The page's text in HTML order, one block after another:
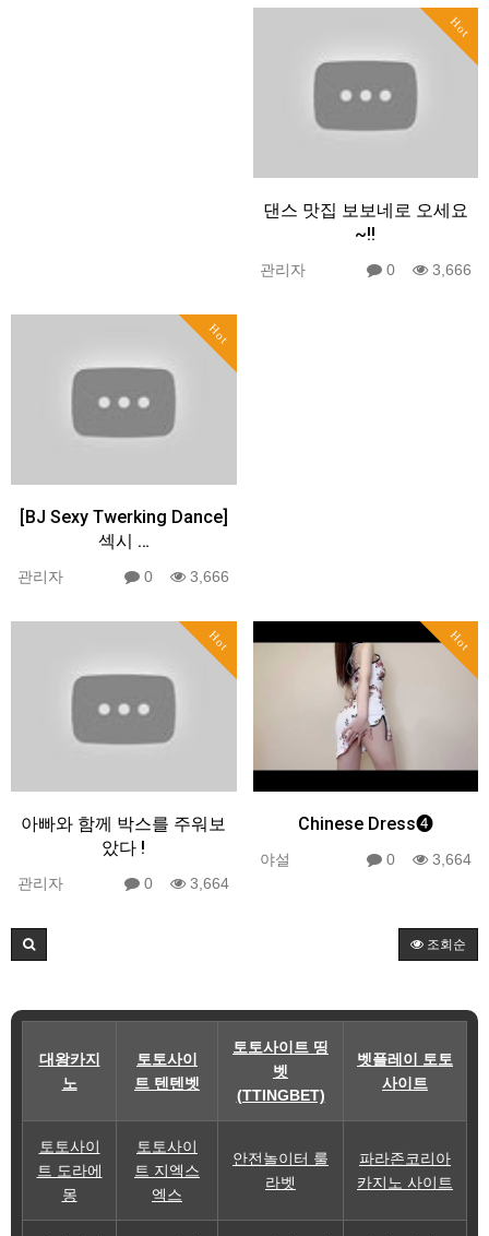
Hot
댄스 맛집 보보네로 오세요
~!!
관리자 0 3,666
Hot
[BJ Sexy Twerking Dance]
섹시 …
관리자 0 3,666
Hot
아빠와 함께 박스를 주워보
았다 !
관리자 0 3,664
Hot
Chinese Dress❹
야설 0 3,664
조회순
대왕카지
노
토토사이
트 텐텐벳
토토사이트 띵
벳
(TTINGBET)
벳플레이 토토
사이트
토토사이
트 도라에
몽
토토사이
트 지엑스
엑스
안전놀이터 룰
라벳
파라존코리아
카지노 사이트